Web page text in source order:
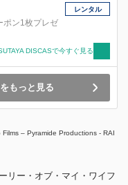
ポン1枚プレゼ
レンタル
DISCASで今すぐ見る
もっと見る
– Pyramide Productions - RAI
リー・オブ・マイ・ワイフ